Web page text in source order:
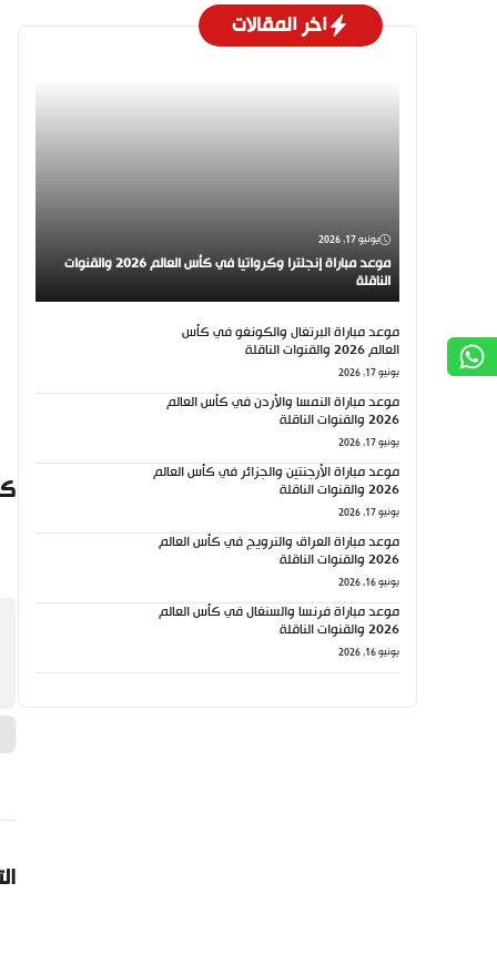
اخر المقالات
يونيو 17, 2026
موعد مباراة إنجلترا وكرواتيا في كأس العالم 2026 والقنوات
الناقلة
موعد مباراة البرتغال والكونغو في كأس
العالم 2026 والقنوات الناقلة
يونيو 17, 2026
موعد مباراة النمسا والأردن في كأس العالم
2026 والقنوات الناقلة
يونيو 17, 2026
موعد مباراة الأرجنتين والجزائر في كأس العالم
2026 والقنوات الناقلة
يونيو 17, 2026
موعد مباراة العراق والنرويج في كأس العالم
2026 والقنوات الناقلة
يونيو 16, 2026
موعد مباراة فرنسا والسنغال في كأس العالم
2026 والقنوات الناقلة
يونيو 16, 2026